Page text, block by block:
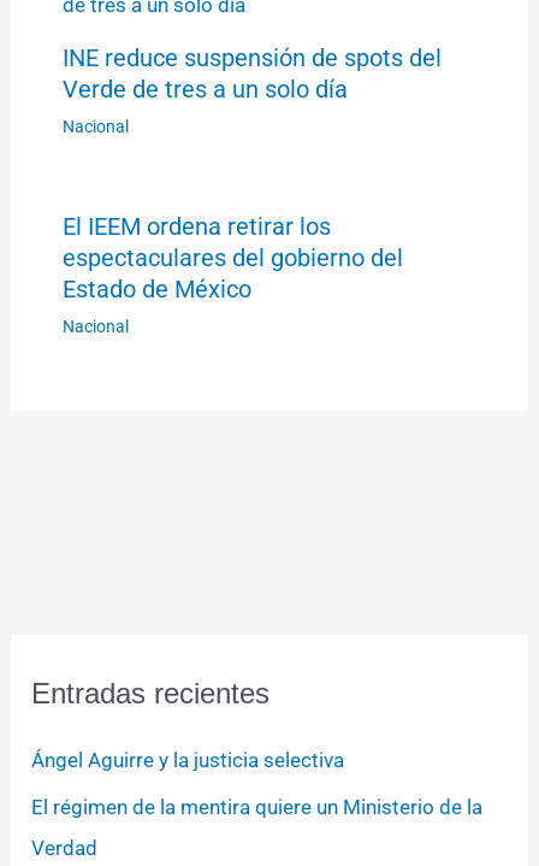
INE reduce suspensión de spots del
Verde de tres a un solo día
Nacional
El IEEM ordena retirar los
espectaculares del gobierno del
Estado de México
Nacional
Entradas recientes
Ángel Aguirre y la justicia selectiva
El régimen de la mentira quiere un Ministerio de la
Verdad